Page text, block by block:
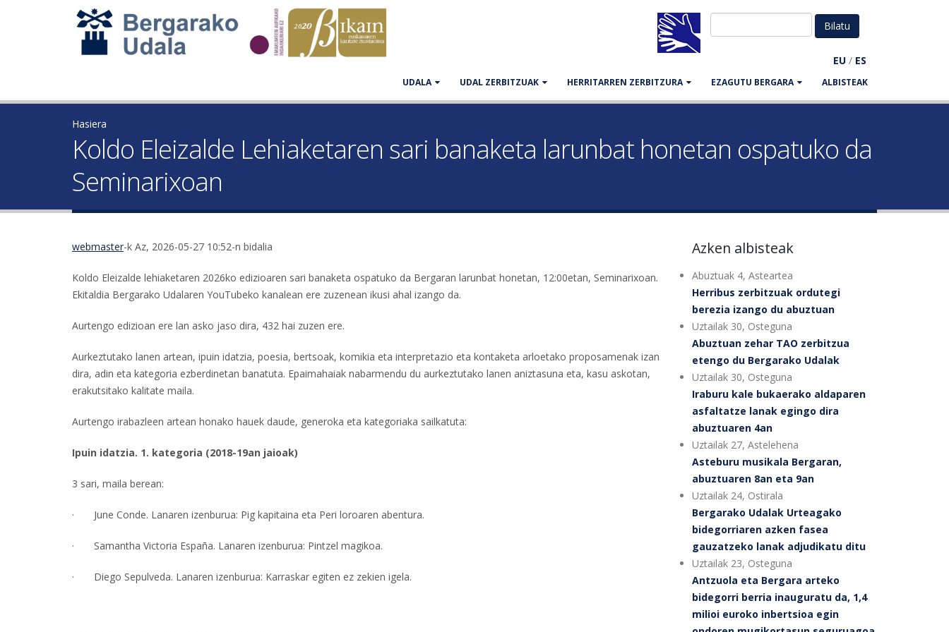
EU / ES
UDALA UDAL ZERBITZUAK HERRITARREN ZERBITZURA EZAGUTU BERGARA ALBISTEAK
Hasiera
Koldo Eleizalde Lehiaketaren sari banaketa larunbat honetan ospatuko da
Seminarixoan
webmaster-k Az, 2026-05-27 10:52-n bidalia
Koldo Eleizalde lehiaketaren 2026ko edizioaren sari banaketa ospatuko da Bergaran larunbat honetan, 12:00etan, Seminarixoan.
Ekitaldia Bergarako Udalaren YouTubeko kanalean ere zuzenean ikusi ahal izango da.
Aurtengo edizioan ere lan asko jaso dira, 432 hai zuzen ere.
Aurkeztutako lanen artean, ipuin idatzia, poesia, bertsoak, komikia eta interpretazio eta kontaketa arloetako proposamenak izan
dira, adin eta kategoria ezberdinetan banatuta. Epaimahaiak nabarmendu du aurkeztutako lanen aniztasuna eta, kasu askotan,
erakutsitako kalitate maila.
Aurtengo irabazleen artean honako hauek daude, generoka eta kategoriaka sailkatuta:
Ipuin idatzia. 1. kategoria (2018-19an jaioak)
3 sari, maila berean:
· June Conde. Lanaren izenburua: Pig kapitaina eta Peri loroaren abentura.
· Samantha Victoria España. Lanaren izenburua: Pintzel magikoa.
· Diego Sepulveda. Lanaren izenburua: Karraskar egiten ez zekien igela.
Azken albisteak
Abuztuak 4, Asteartea
Herribus zerbitzuak ordutegi
berezia izango du abuztuan
Uztailak 30, Osteguna
Abuztuan zehar TAO zerbitzua
etengo du Bergarako Udalak
Uztailak 30, Osteguna
Iraburu kale bukaerako aldaparen
asfaltatze lanak egingo dira
abuztuaren 4an
Uztailak 27, Astelehena
Asteburu musikala Bergaran,
abuztuaren 8an eta 9an
Uztailak 24, Ostirala
Bergarako Udalak Urteagako
bidegorriaren azken fasea
gauzatzeko lanak adjudikatu ditu
Uztailak 23, Osteguna
Antzuola eta Bergara arteko
bidegorri berria inauguratu da, 1,4
milioi euroko inbertsioa egin